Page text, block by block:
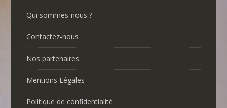
Qui sommes-nous ?
Contactez-nous
Nos partenaires
Mentions Légales
Politique de confidentialité